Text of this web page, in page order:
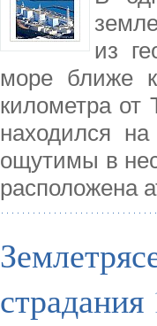
из
море ближе
километра от
находился
ощутимы в
расположена